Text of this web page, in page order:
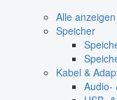
Alle
Speicher
Kabel &
Audio-